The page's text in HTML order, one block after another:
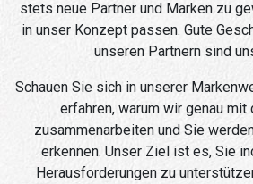
stets neue Partner und Marken zu
in unser Konzept passen. Gute
unseren Partnern sind
Schauen Sie sich in unserer
erfahren, warum wir genau mit
zusammenarbeiten und Sie
erkennen. Unser Ziel ist es, Sie
Herausforderungen zu